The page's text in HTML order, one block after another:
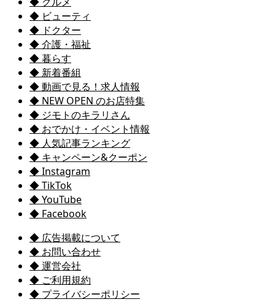
◆ ビューティ
◆ ドクター
◆ 介護・福祉
◆ 暮らす
◆ 新着番組
◆ 動画で見る！求人情報
◆ NEW OPEN のお店特集
◆ ジモトのキラリさん
◆ おでかけ・イベント情報
◆ 人気記事ランキング
◆ キャンペーン&クーポン
◆ Instagram
◆ TikTok
◆ YouTube
◆ Facebook
◆ 広告掲載について
◆ お問い合わせ
◆ 運営会社
◆ ご利用規約
◆ プライバシーポリシー